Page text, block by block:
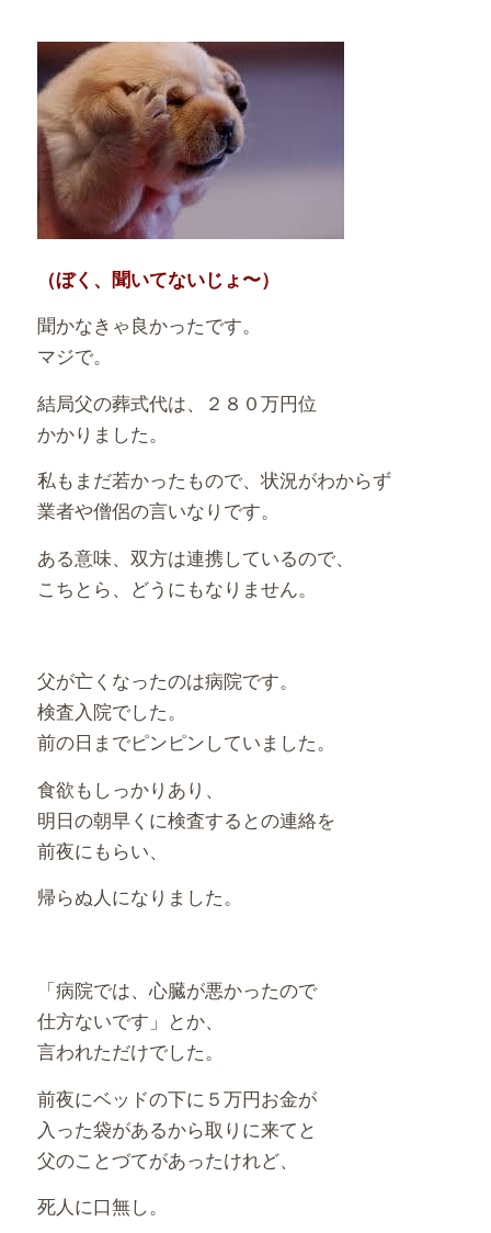
（ぼく、聞いてないじょ〜）
聞かなきゃ良かったです。
マジで。
結局父の葬式代は、２８０万円位
かかりました。
私もまだ若かったもので、状況がわからず
業者や僧侶の言いなりです。
ある意味、双方は連携しているので、
こちとら、どうにもなりません。
父が亡くなったのは病院です。
検査入院でした。
前の日までピンピンしていました。
食欲もしっかりあり、
明日の朝早くに検査するとの連絡を
前夜にもらい、
帰らぬ人になりました。
「病院では、心臓が悪かったので
仕方ないです」とか、
言われただけでした。
前夜にベッドの下に５万円お金が
入った袋があるから取りに来てと
父のことづてがあったけれど、
死人に口無し。